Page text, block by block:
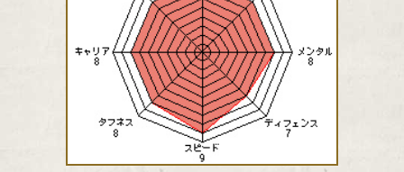
WBCスーパーフェザー級24位
OPBFスーパーフェザー級1位
WBO Asia Pacificスーパーフェザー級1位
奈良井 翼(RK蒲田)